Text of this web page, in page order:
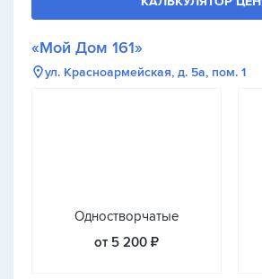
«Мой Дом 161»
ул. Красноармейская, д. 5а, пом. 1
Одностворчатые
от 5 200 ₽